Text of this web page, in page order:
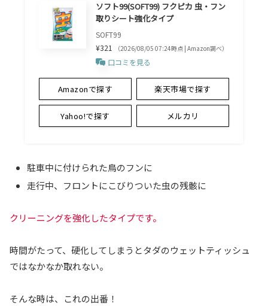
ソフト99(SOFT99) フクピカ 虫・フン
取りシート強化タイプ
SOFT99
¥321
（2026/08/05 07:24時点 | Amazon調べ）
口コミを見る
Amazonで探す 楽天市場で探す
Yahoo!で探す メルカリ
駐車中に付けられた鳥のフンに
走行中、フロントにこびりついた虫の残骸に
クリーニングを強化したタイプです。
時間がたって、硬化してしまうとタダのウェットティッシュ
ではなかなか取れない。
そんな時は、これの出番！